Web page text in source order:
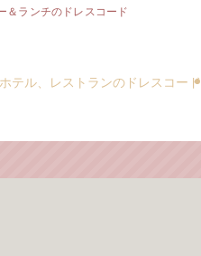
＆ランチのドレスコード
ホテル、レストランのドレスコード